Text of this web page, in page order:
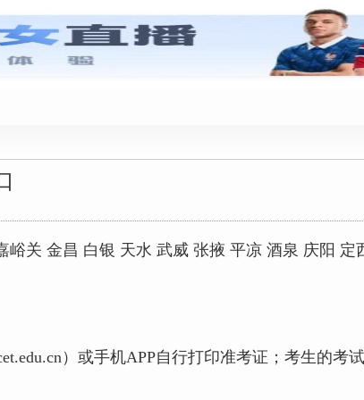
英语口语考试
关 金昌 白银 天水 武威 张掖 平凉 酒泉 庆阳
）或手机APP自行打印准考证；考生的考